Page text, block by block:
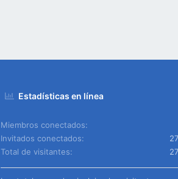
Estadísticas en línea
Miembros conectados
Invitados conectados
Total de visitantes